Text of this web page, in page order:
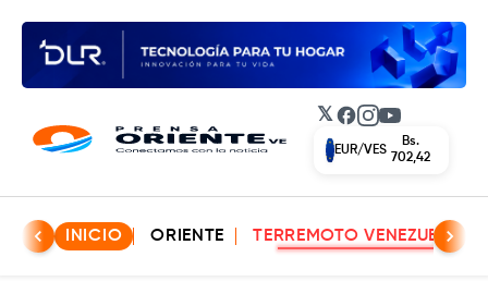
𝕏 Facebook
Instagram
YouTube
EUR/VES
Bs.
702,42
INICIO ORIENTE TERREMOTO VENEZUELA